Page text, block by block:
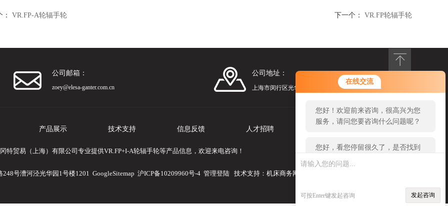
在线交流
您好！欢迎前来咨询，很高兴为您
服务，请问您要咨询什么问题呢？
您好，看您停留很久了，是否找到
了需求产品，您可以直接在线与我
可按Enter键发起咨询 发起咨询
VR.FP-A轮辐手轮 下一个： VR.FP轮辐手轮
公司邮箱：
zoey@elesa-ganter.com.cn
公司地址：
上海市闵行区光华路248号漕河泾光华园1号楼1201
产品展示 技术支持 信息反馈 人才招聘
特贸易（上海）有限公司专业提供VR.FP+I-A轮辐手轮等产品信息，欢迎来电咨询！
号漕河泾光华园1号楼1201 GoogleSitemap 沪ICP备10209960号-4 管理登陆 技术支持： 机床商务网